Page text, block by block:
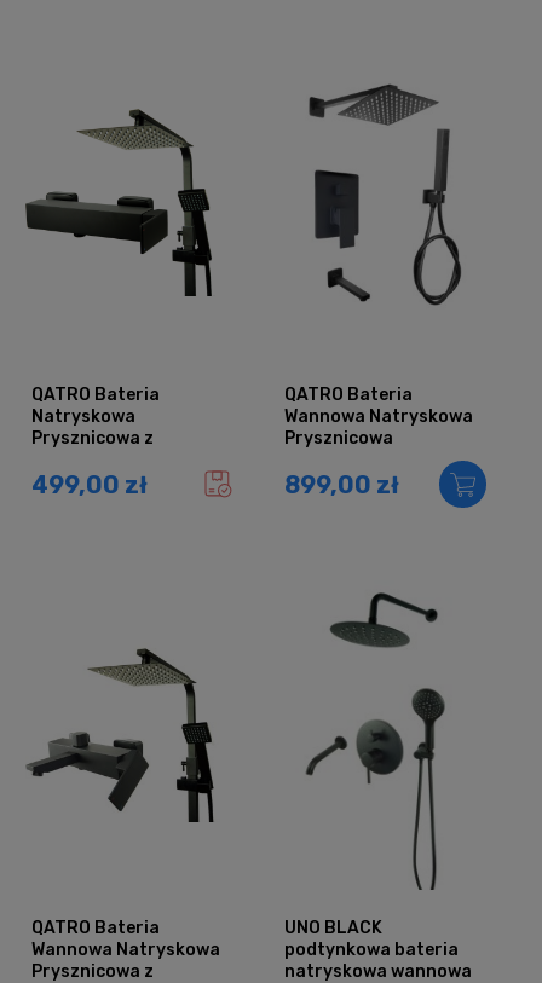
QATRO Bateria
Natryskowa
Prysznicowa z
CZARNY
499,00 zł
QATRO Bateria
Wannowa Natryskowa
Prysznicowa
Deszczownica 20
899,00 zł
QATRO Bateria
Wannowa Natryskowa
Prysznicowa z
UNO BLACK
podtynkowa bateria
natryskowa wannowa